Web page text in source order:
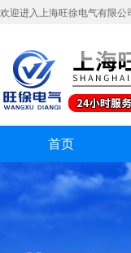
欢迎进入上海旺徐电气有限公
首页